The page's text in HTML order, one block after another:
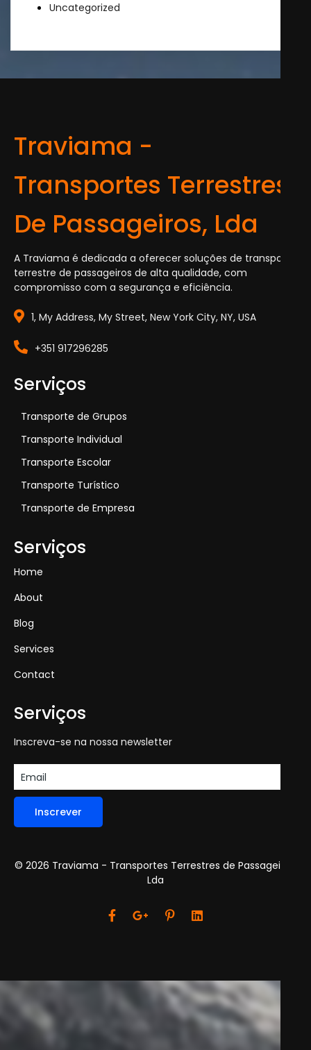
Uncategorized
Traviama -
Transportes Terrestres
De Passageiros, Lda
A Traviama é dedicada a oferecer soluções de transporte
terrestre de passageiros de alta qualidade, com
compromisso com a segurança e eficiência.
1, My Address, My Street, New York City, NY, USA
+351 917296285
Serviços
Transporte de Grupos
Transporte Individual
Transporte Escolar
Transporte Turístico
Transporte de Empresa
Serviços
Home
About
Blog
Services
Contact
Serviços
Inscreva-se na nossa newsletter
Inscrever
© 2026 Traviama - Transportes Terrestres de Passageiros,
Lda